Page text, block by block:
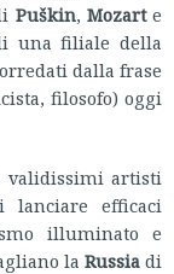
Puškin, Mozarte
una filiale della
dalla frase
filosofo) oggi
validissimi artisti
lanciare efficaci
illuminato e
la Russiadi